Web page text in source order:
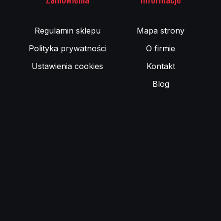
Na rynku
Kolektory
kolektory
modele
Jak
Dobór
w autach
do
są
Regulamin sklepu
Polityka prywatności
Ustawienia cookies
Mapa strony
O firmie
Kontakt
Blog